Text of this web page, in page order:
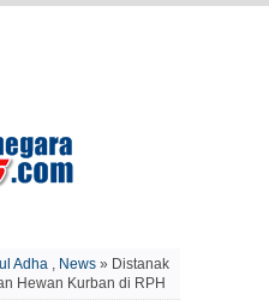
Adha , News » Distanak
Hewan Kurban di RPH